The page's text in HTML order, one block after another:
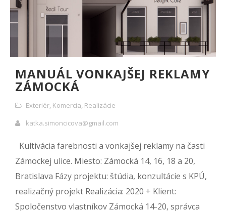
MANUÁL VONKAJŠEJ REKLAMY
ZÁMOCKÁ
Exteriér, Komercia, Realizácie
katka.simoncicova@gmail.com
Kultivácia farebnosti a vonkajšej reklamy na časti
Zámockej ulice. Miesto: Zámocká 14, 16, 18 a 20,
Bratislava Fázy projektu: štúdia, konzultácie s KPÚ,
realizačný projekt Realizácia: 2020 + Klient:
Spoločenstvo vlastníkov Zámocká 14-20, správca